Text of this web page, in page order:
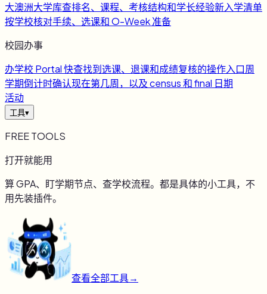
大澳洲大学库查排名、课程、考核结构和学长经验新入学清单
按学校核对手续、选课和 O-Week 准备
校园办事
办学校 Portal 快查找到选课、退课和成绩复核的操作入口周
学期倒计时确认现在第几周，以及 census 和 final 日期
活动
工具▾
FREE TOOLS
打开就能用
算 GPA、盯学期节点、查学校流程。都是具体的小工具，不
用先装插件。
查看全部工具→